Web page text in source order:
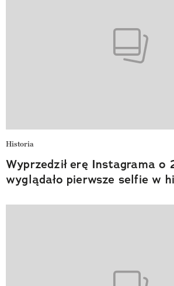
Historia
Wyprzedził erę Instagrama
wyglądało pierwsze selfie w